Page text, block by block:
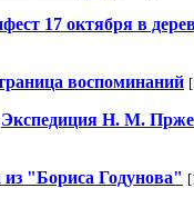
17 октября в
воспоминаний
Экспедиция Н. М.
из "Бориса Годунова"